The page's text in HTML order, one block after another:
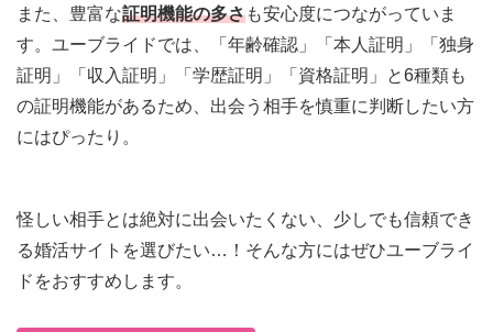
また、豊富な証明機能の多さも安心度につながっていま
す。ユーブライドでは、「年齢確認」「本人証明」「独身
証明」「収入証明」「学歴証明」「資格証明」と6種類も
の証明機能があるため、出会う相手を慎重に判断したい方
にはぴったり。
怪しい相手とは絶対に出会いたくない、少しでも信頼でき
る婚活サイトを選びたい…！そんな方にはぜひユーブライ
ドをおすすめします。